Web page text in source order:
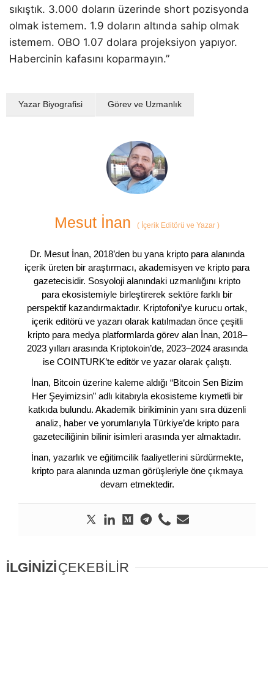
sıkıştık. 3.000 doların üzerinde short pozisyonda
olmak istemem. 1.9 doların altında sahip olmak
istemem. OBO 1.07 dolara projeksiyon yapıyor.
Habercinin kafasını koparmayın.”
Yazar Biyografisi Görev ve Uzmanlık
Mesut İnan ( İçerik Editörü ve Yazar )
Dr. Mesut İnan, 2018’den bu yana kripto para alanında
içerik üreten bir araştırmacı, akademisyen ve kripto para
gazetecisidir. Sosyoloji alanındaki uzmanlığını kripto
para ekosistemiyle birleştirerek sektöre farklı bir
perspektif kazandırmaktadır. Kriptofoni’ye kurucu ortak,
içerik editörü ve yazarı olarak katılmadan önce çeşitli
kripto para medya platformlarda görev alan İnan, 2018–
2023 yılları arasında Kriptokoin’de, 2023–2024 arasında
ise COINTURK’te editör ve yazar olarak çalıştı.
İnan, Bitcoin üzerine kaleme aldığı “Bitcoin Sen Bizim
Her Şeyimizsin” adlı kitabıyla ekosisteme kıymetli bir
katkıda bulundu. Akademik birikiminin yanı sıra düzenli
analiz, haber ve yorumlarıyla Türkiye’de kripto para
gazeteciliğinin bilinir isimleri arasında yer almaktadır.
İnan, yazarlık ve eğitimcilik faaliyetlerini sürdürmekte,
kripto para alanında uzman görüşleriyle öne çıkmaya
devam etmektedir.
İLGİNİZİÇEKEBİLİR